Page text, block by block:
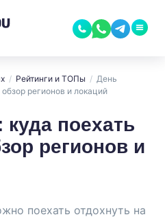
/ Рейтинги и ТОПы / День
обзор регионов и локаций
поехать
регионов и
поехать отдохнуть на